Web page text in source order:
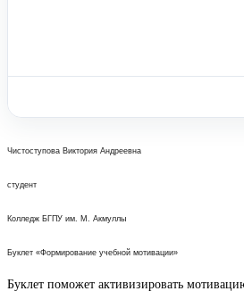
Чистоступова Виктория Андреевна
студент
Колледж БГПУ им. М. Акмуллы
Буклет «Формирование учебной мотивации»
Буклет поможет активизировать